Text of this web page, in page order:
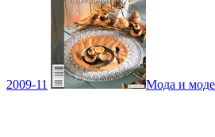
2009-11 Мода и